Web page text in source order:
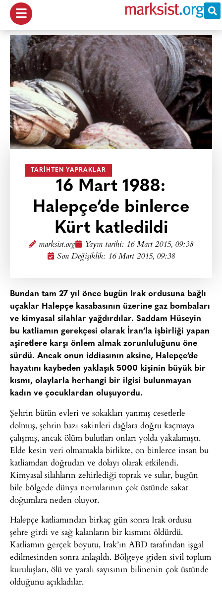
TARIHTEN YAPRAKLAR
16 Mart 1988:
Halepçe’de binlerce
Kürt katledildi
marksist.org Yayın tarihi: 16 Mart 2015, 09:38
Son Değişiklik: 16 Mart 2015, 09:38
Bundan tam 27 yıl önce bugün Irak ordusuna bağlı
uçaklar Halepçe kasabasının üzerine gaz bombaları
ve kimyasal silahlar yağdırdılar. Saddam Hüseyin
bu katliamın gerekçesi olarak İran’la işbirliği yapan
aşiretlere karşı önlem almak zorunluluğunu öne
sürdü. Ancak onun iddiasının aksine, Halepçe’de
hayatını kaybeden yaklaşık 5000 kişinin büyük bir
kısmı, olaylarla herhangi bir ilgisi bulunmayan
kadın ve çocuklardan oluşuyordu.
Şehrin bütün evleri ve sokakları yanmış cesetlerle
dolmuş, şehrin bazı sakinleri dağlara doğru kaçmaya
çalışmış, ancak ölüm bulutları onları yolda yakalamıştı.
Elde kesin veri olmamakla birlikte, on binlerce insan bu
katliamdan doğrudan ve dolayı olarak etkilendi.
Kimyasal silahların zehirlediği toprak ve sular, bugün
bile bölgede dünya normlarının çok üstünde sakat
doğumlara neden oluyor.
Halepçe katliamından birkaç gün sonra Irak ordusu
şehre girdi ve sağ kalanların bir kısmını öldürdü.
Katliamın gerçek boyutu, Irak’ın ABD tarafından işgal
edilmesinden sonra anlaşıldı. Bölgeye giden sivil toplum
kuruluşları, ölü ve yaralı sayısının bilinenin çok üstünde
olduğunu açıkladılar.